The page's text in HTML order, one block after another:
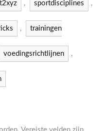
, sportdisciplines ,
, trainingen
voedingsrichtlijnen ,